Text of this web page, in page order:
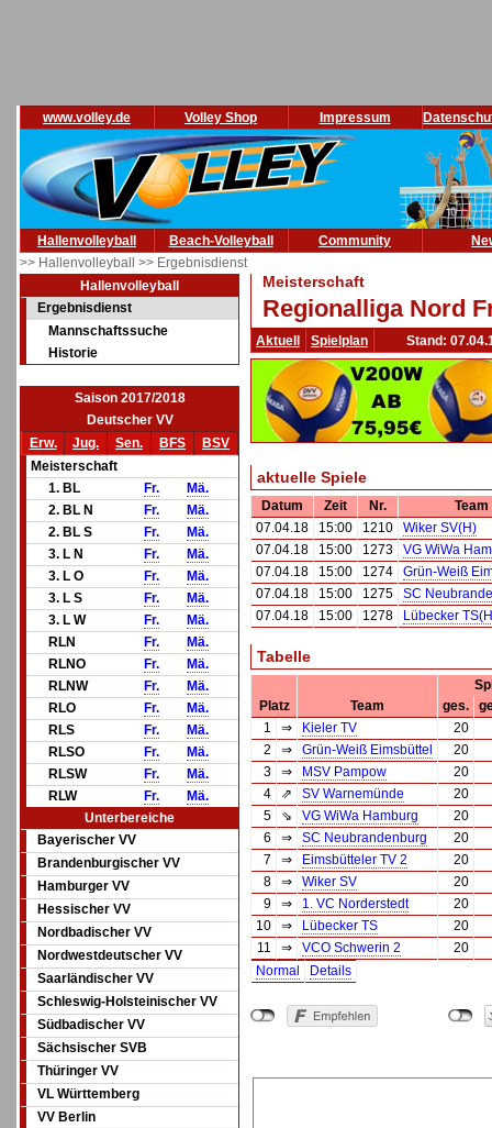
www.volley.de Volley Shop Impressum
Hallenvolleyball Beach-Volleyball Community
>> Hallenvolleyball >> Ergebnisdienst
Hallenvolleyball
Ergebnisdienst
Mannschaftssuche
Historie
Saison 2017/2018
Deutscher VV
Erw.
Jug. Sen. BFS
BSV
Meisterschaft
1. BL
Fr.
Mä.
2. BL N
Fr.
Mä.
2. BL S
Fr.
Mä.
3. L N
Fr.
Mä.
3. L O
Fr.
Mä.
3. L S
Fr.
Mä.
3. L W
Fr.
Mä.
RLN
Fr.
Mä.
RLNO
Fr.
Mä.
RLNW
Fr.
Mä.
RLO
Fr.
Mä.
RLS
Fr.
Mä.
RLSO
Fr.
Mä.
RLSW
Fr.
Mä.
RLW
Fr.
Mä.
Unterbereiche
Bayerischer VV
Brandenburgischer VV
Hamburger VV
Hessischer VV
Nordbadischer VV
Nordwestdeutscher VV
Saarländischer VV
Schleswig-Holsteinischer VV
Südbadischer VV
Sächsischer SVB
Thüringer VV
VL Württemberg
VV Berlin
Meisterschaft
Regionalliga Nord
Aktuell Spielplan Stand:
aktuelle Spiele
Datum Zeit Nr.
Team
07.04.18
15:00 1210
Wiker SV(H)
07.04.18
15:00 1273
VG WiWa
07.04.18
15:00 1274
Grün-Weiß
07.04.18
15:00 1275
SC
07.04.18
15:00 1278 Lübecker
Tabelle
Platz
Team ges.
1
⇒ Kieler TV
20
2
⇒ Grün-Weiß Eimsbüttel
20
3
⇒ MSV Pampow
20
4
⇗ SV Warnemünde
20
5
⇘ VG WiWa Hamburg
20
6
⇒ SC Neubrandenburg
20
7
⇒ Eimsbütteler TV 2
20
8
⇒ Wiker SV
20
9
⇒ 1. VC Norderstedt
20
10
⇒ Lübecker TS
20
11
⇒ VCO Schwerin 2
20
Normal
Details